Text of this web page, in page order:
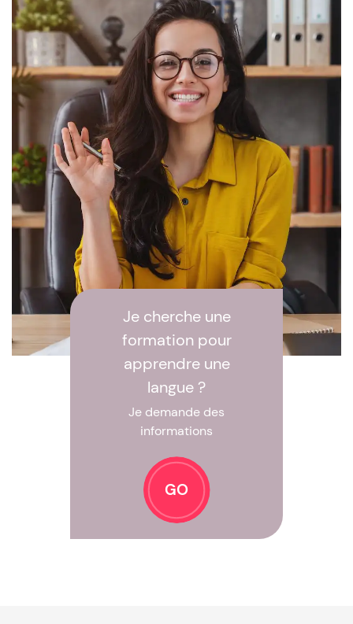
Je cherche une
formation pour
apprendre une
langue ?
Je demande des
informations
GO